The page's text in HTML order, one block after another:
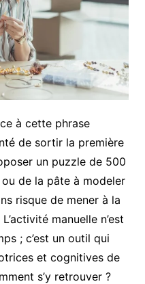
à cette phrase
de sortir la première
un puzzle de 500
de la pâte à modeler
risque de mener à la
manuelle n’est
; c’est un outil qui
et cognitives de
s’y retrouver ?